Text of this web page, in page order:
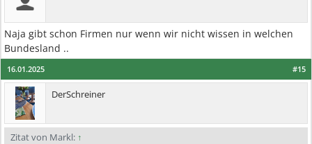
Naja gibt schon Firmen nur wenn wir nicht wissen in welchen
Bundesland ..
#15
16.01.2025
DerSchreiner
Zitat von Markl: ↑